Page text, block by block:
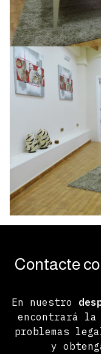
Contacte
En nuestro
encontrará la
problemas
y